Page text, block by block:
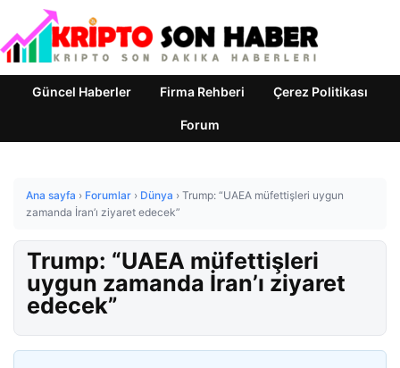
Güncel Haberler Firma Rehberi Çerez Politikası
Forum
Ana sayfa › Forumlar › Dünya › Trump: “UAEA müfettişleri uygun
zamanda İran’ı ziyaret edecek”
Trump: “UAEA müfettişleri
uygun zamanda İran’ı ziyaret
edecek”